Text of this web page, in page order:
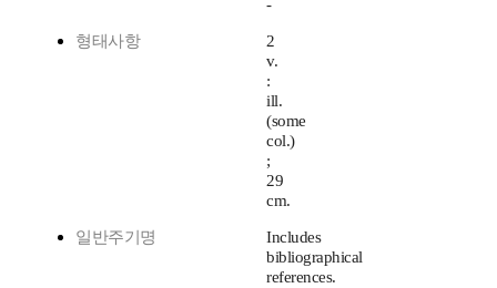
-
형태사항
2
v.
:
ill.
(some
col.)
;
29
cm.
일반주기명
Includes
bibliographical
references.